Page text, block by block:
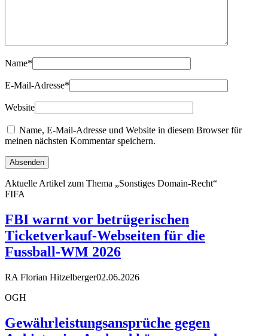
Name*
E-Mail-Adresse*
Website
Name, E-Mail-Adresse und Website in diesem Browser für
meinen nächsten Kommentar speichern.
Aktuelle Artikel zum Thema „Sonstiges Domain-Recht“
FIFA
FBI warnt vor betrügerischen
Ticketverkauf-Webseiten für die
Fussball-WM 2026
RA Florian Hitzelberger02.06.2026
OGH
Gewährleistungsansprüche gegen